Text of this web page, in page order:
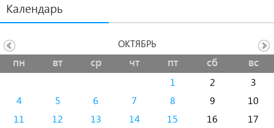
Календарь
пн вт ср чт пт сб вс
1 2
3
4
5 6 7 8 9
10
11
12 13 14 15 16
17
ОКТЯБРЬ